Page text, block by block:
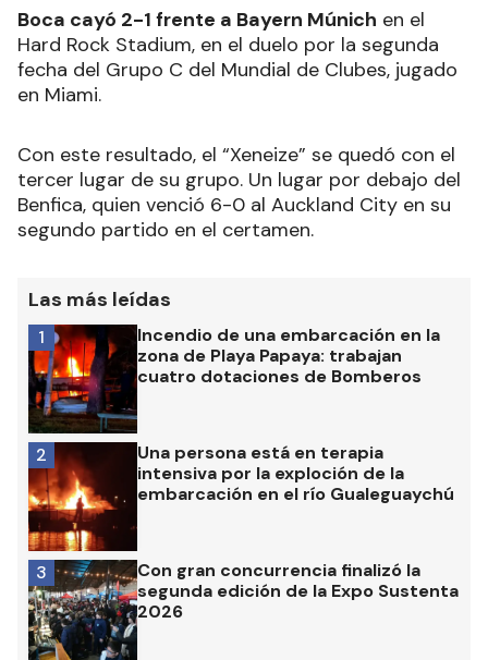
Boca cayó 2-1 frente a Bayern Múnich en el
Hard Rock Stadium, en el duelo por la segunda
fecha del Grupo C del Mundial de Clubes, jugado
en Miami.
Con este resultado, el “Xeneize” se quedó con el
tercer lugar de su grupo. Un lugar por debajo del
Benfica, quien venció 6-0 al Auckland City en su
segundo partido en el certamen.
Las más leídas
Incendio de una embarcación en la
zona de Playa Papaya: trabajan
cuatro dotaciones de Bomberos
1
Una persona está en terapia
intensiva por la exploción de la
embarcación en el río Gualeguaychú
2
Con gran concurrencia finalizó la
segunda edición de la Expo Sustenta
2026
3